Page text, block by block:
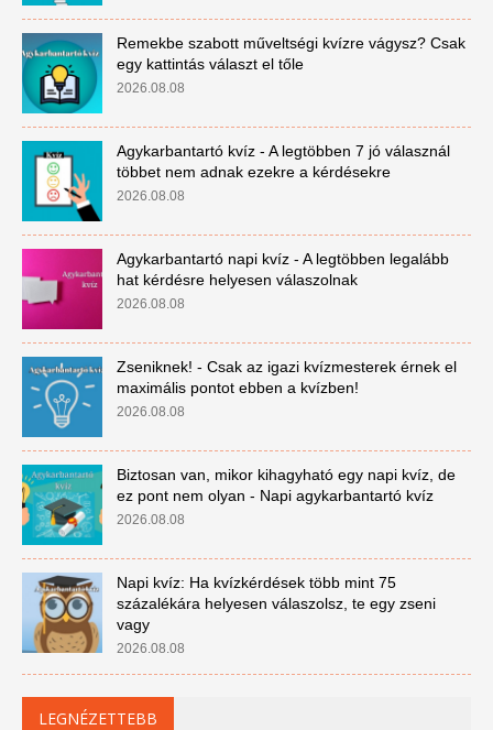
Remekbe szabott műveltségi kvízre vágysz? Csak
egy kattintás választ el tőle
2026.08.08
Agykarbantartó kvíz - A legtöbben 7 jó válasznál
többet nem adnak ezekre a kérdésekre
2026.08.08
Agykarbantartó napi kvíz - A legtöbben legalább
hat kérdésre helyesen válaszolnak
2026.08.08
Zseniknek! - Csak az igazi kvízmesterek érnek el
maximális pontot ebben a kvízben!
2026.08.08
Biztosan van, mikor kihagyható egy napi kvíz, de
ez pont nem olyan - Napi agykarbantartó kvíz
2026.08.08
Napi kvíz: Ha kvízkérdések több mint 75
százalékára helyesen válaszolsz, te egy zseni
vagy
2026.08.08
LEGNÉZETTEBB